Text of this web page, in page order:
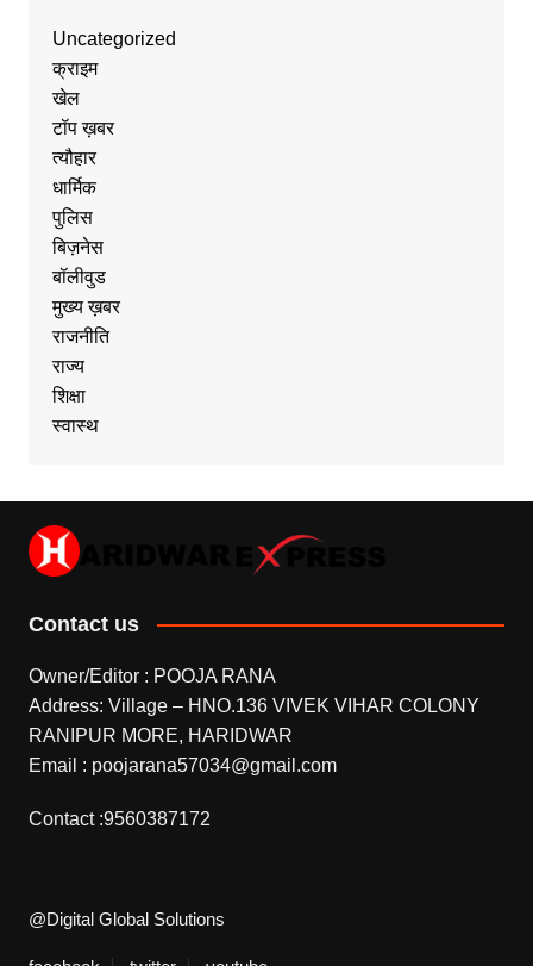
Uncategorized
क्राइम
खेल
टॉप ख़बर
त्यौहार
धार्मिक
पुलिस
बिज़नेस
बॉलीवुड
मुख्य ख़बर
राजनीति
राज्य
शिक्षा
स्वास्थ
Contact us
Owner/Editor : POOJA RANA
Address: Village – HNO.136 VIVEK VIHAR COLONY
RANIPUR MORE, HARIDWAR
Email : poojarana57034@gmail.com
Contact :9560387172
@Digital Global Solutions